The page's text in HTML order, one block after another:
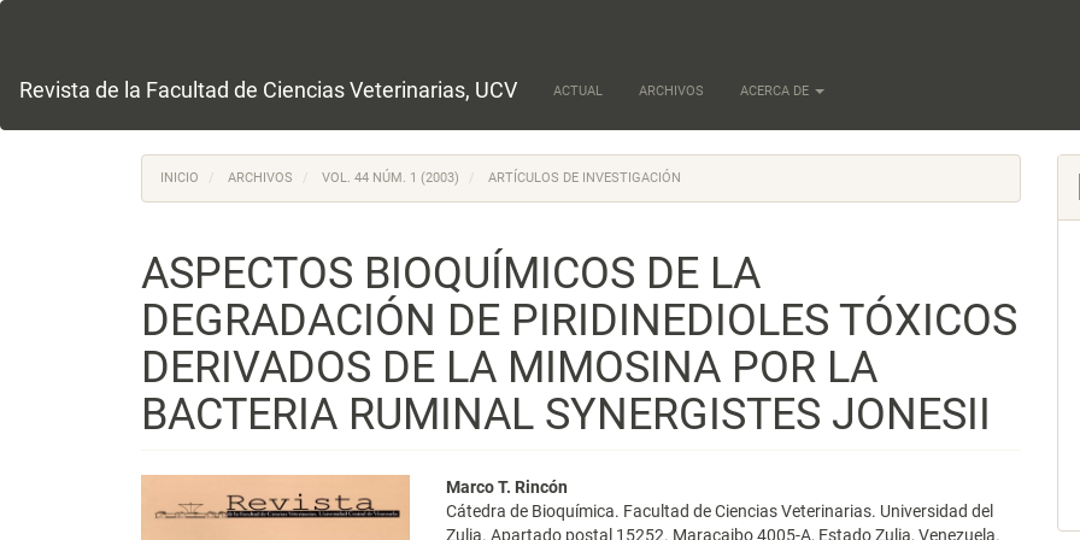
principal
lateral
Revista de la Facultad de Ciencias Veterinarias, UCV ACTUAL ARCHIVOS ACERCA DE
INICIO ARCHIVOS VOL. 44 NÚM. 1 (2003) ARTÍCULOS DE INVESTIGACIÓN
ASPECTOS BIOQUÍMICOS DE LA
DEGRADACIÓN DE PIRIDINEDIOLES TÓXICOS
DERIVADOS DE LA MIMOSINA POR LA
BACTERIA RUMINAL SYNERGISTES JONESII
Barra
Contenido
Marco T. Rincón
Cátedra de Bioquímica. Facultad de Ciencias Veterinarias. Universidad del
Zulia. Apartado postal 15252. Maracaibo 4005-A, Estado Zulia, Venezuela.